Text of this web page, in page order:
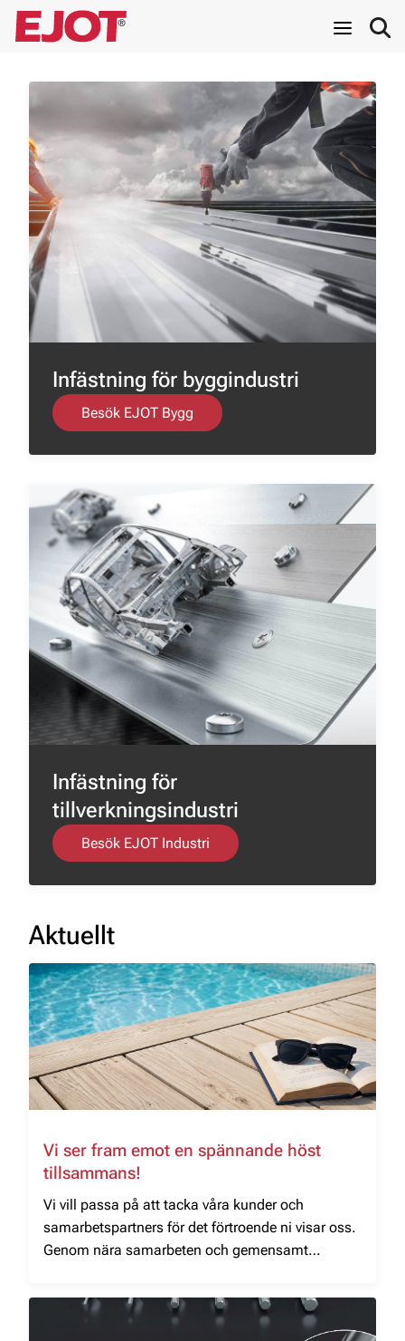
Infästning för byggindustri
Besök EJOT Bygg
Infästning för
tillverkningsindustri
Besök EJOT Industri
Aktuellt
Vi ser fram emot en spännande höst
tillsammans!
Vi vill passa på att tacka våra kunder och
samarbetspartners för det förtroende ni visar oss.
Genom nära samarbeten och gemensamt
lösningar och arbetssätt som skapar värde
genom hela kedjan.